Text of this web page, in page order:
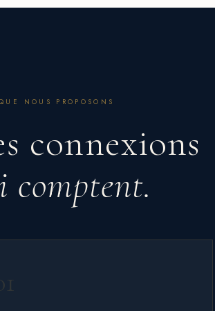
NOUS PROPOSONS
connexions
comptent.